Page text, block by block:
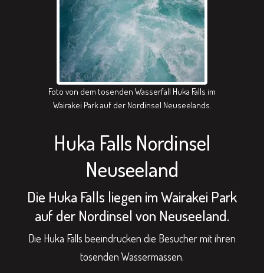
Foto von dem tosenden Wasserfall Huka Falls im
Wairakei Park auf der Nordinsel Neuseelands.
Huka Falls Nordinsel
Neuseeland
Die Huka Falls liegen im Wairakei Park
auf der Nordinsel von Neuseeland.
Die Huka Falls beeindrucken die Besucher mit ihren
tosenden Wassermassen.